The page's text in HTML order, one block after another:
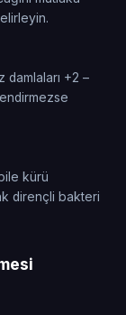
damlaları +2 –
kürü
dirençli bakteri